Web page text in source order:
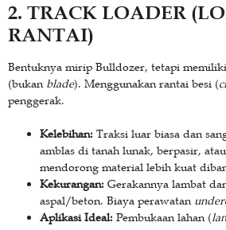
2. TRACK LOADER
RANTAI)
Bentuknya mirip Bulldozer, tetapi memiliki
(bukan blade). Menggunakan rantai besi (
penggerak.
Kelebihan: Traksi luar biasa dan
amblas di tanah lunak, berpasir,
mendorong material lebih kuat
Kekurangan: Gerakannya lambat
aspal/beton. Biaya perawatan
Aplikasi Ideal: Pembukaan lahan (